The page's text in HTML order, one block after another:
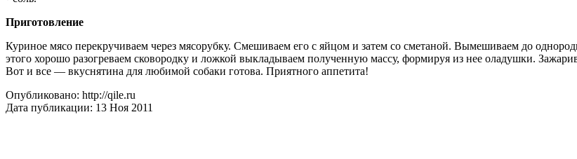
Приготовление
Куриное мясо перекру­чиваем через мясорубку. Смешиваем его с яйцом и затем со сметаной. Вымешиваем до
этого хорошо разогреваем сковородку и ложкой выкладываем по­лученную массу, формируя из нее оладушки.
Вот и все — вкуснятина для любимой собаки готова. Приятного аппетита!
Опубликовано: http://qile.ru
Дата публикации: 13 Ноя 2011